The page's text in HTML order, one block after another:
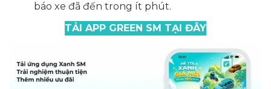
báo xe đã đến trong ít phút.
TẢI APP GREEN SM TẠI ĐÂY